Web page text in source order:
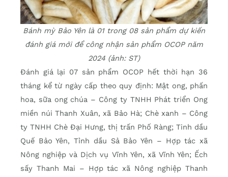
Bánh mỳ Bảo Yên là 01 trong 08 sản phẩm dự kiến
đánh giá mới để công nhận sản phẩm OCOP năm
2024 (ảnh: ST)
Đánh giá lại 07 sản phẩm OCOP hết thời hạn 36
tháng kể từ ngày cấp theo quy định: Mật ong, phấn
hoa, sữa ong chúa – Công ty TNHH Phát triển Ong
miền núi Thanh Xuân, xã Bảo Hà; Chè xanh – Công
ty TNHH Chè Đại Hưng, thị trấn Phố Ràng; Tinh dầu
Quế Bảo Yên, Tỉnh dầu Sả Bảo Yên – Hợp tác xã
Nông nghiệp và Dịch vụ Vĩnh Yên, xã Vĩnh Yên; Ếch
sấy Thanh Mai – Hợp tác xã Nông nghiệp Thanh